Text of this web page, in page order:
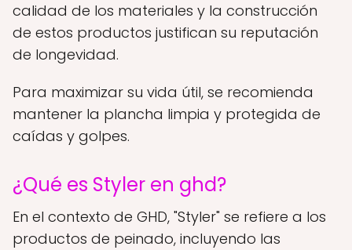
calidad de los materiales y la construcción
de estos productos justifican su reputación
de longevidad.
Para maximizar su vida útil, se recomienda
mantener la plancha limpia y protegida de
caídas y golpes.
¿Qué es Styler en ghd?
En el contexto de GHD, "Styler" se refiere a los
productos de peinado, incluyendo las